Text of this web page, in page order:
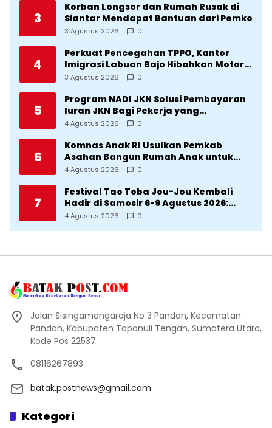
3
Korban Longsor dan Rumah Rusak di
Siantar Mendapat Bantuan dari Pemko
3 Agustus 2026 0
4
Perkuat Pencegahan TPPO, Kantor
Imigrasi Labuan Bajo Hibahkan Motor
Operasional ke Lima Desa di
3 Agustus 2026 0
5
Program NADI JKN Solusi Pembayaran
Iuran JKN Bagi Pekerja yang
Penghasilannya Tidak Tetap
4 Agustus 2026 0
6
Komnas Anak RI Usulkan Pemkab
Asahan Bangun Rumah Anak untuk
Korban Kekerasan
4 Agustus 2026 0
7
Festival Tao Toba Jou-Jou Kembali
Hadir di Samosir 6-9 Agustus 2026:
Datang Saksikan Kemeriahan dan Raih
4 Agustus 2026 0
Jalan Sisingamangaraja No 3 Pandan, Kecamatan
Pandan, Kabupaten Tapanuli Tengah, Sumatera Utara,
Kode Pos 22537
08116267893
batak.postnews@gmail.com
Kategori